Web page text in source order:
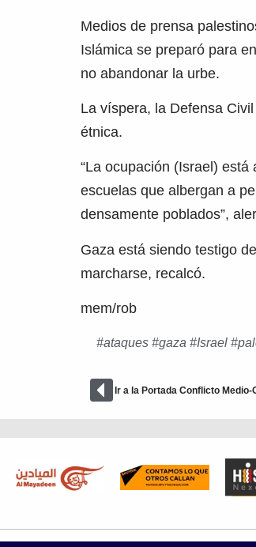
Medios de prensa
Islámica se preparó para
no abandonar la urbe.
La víspera, la Defensa
étnica.
“La ocupación (Israel)
escuelas que albergan a
densamente poblados”,
Gaza está siendo testigo
marcharse, recalcó.
mem/rob
#ataques #gaza #Israel #
Ir a la Portada Conflicto Medio-